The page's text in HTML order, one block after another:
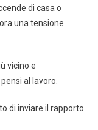
di casa o
una tensione
vicino e
al lavoro.
di inviare il rapporto